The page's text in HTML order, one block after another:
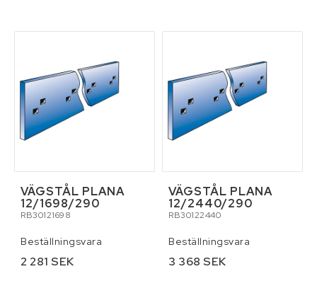
VÄGSTÅL PLANA
12/1698/290
RB30121698
Beställningsvara
2 281 SEK
VÄGSTÅL PLANA
12/2440/290
RB30122440
Beställningsvara
3 368 SEK